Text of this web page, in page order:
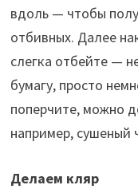
вдоль — чтобы
отбивных. Далее
слегка отбейте —
бумагу, просто
поперчите, можно
например, сушеный
Делаем кляр